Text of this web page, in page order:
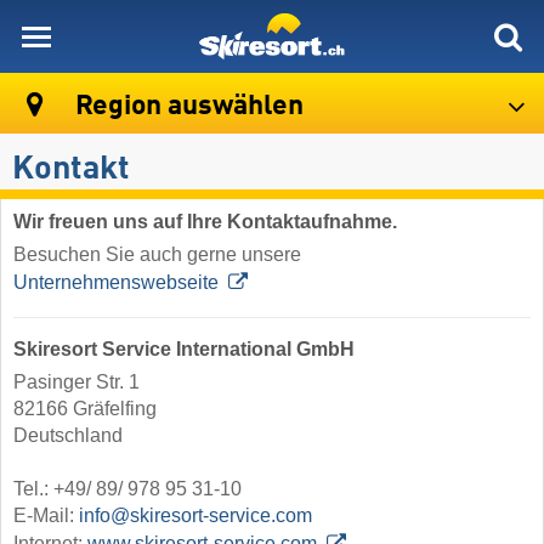
Region auswählen
Kontakt
Wir freuen uns auf Ihre Kontaktaufnahme.
Besuchen Sie auch gerne unsere
Unternehmenswebseite
Skiresort Service International GmbH
Pasinger Str. 1
82166 Gräfelfing
Deutschland
Tel.: +49/ 89/ 978 95 31-10
E-Mail: info@skiresort-service.com